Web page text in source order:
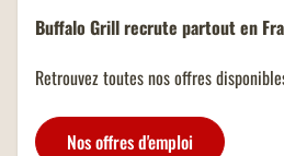
Buffalo Grill recrute partout en
Retrouvez toutes nos offres
Nos offres d'emploi